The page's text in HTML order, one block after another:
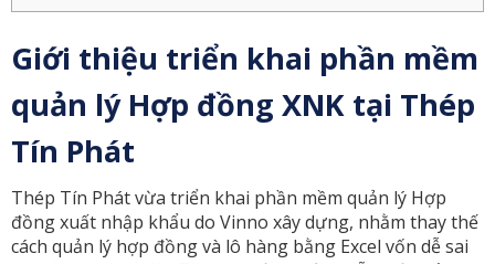
Giới thiệu triển khai phần mềm
quản lý Hợp đồng XNK tại Thép
Tín Phát
Thép Tín Phát vừa triển khai phần mềm quản lý Hợp
đồng xuất nhập khẩu do Vinno xây dựng, nhằm thay thế
cách quản lý hợp đồng và lô hàng bằng Excel vốn dễ sai